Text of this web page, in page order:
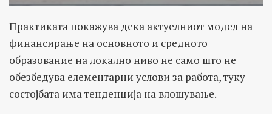
Практиката покажува дека актуелниот модел на
финансирање на основното и средното
образование на локално ниво не само што не
обезбедува елементарни услови за работа, туку
состојбата има тенденција на влошување.